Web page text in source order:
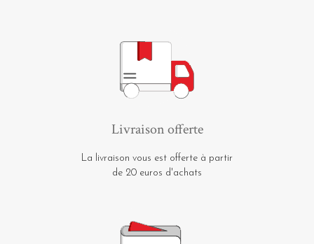
Livraison offerte
La livraison vous est offerte à partir
de 20 euros d'achats